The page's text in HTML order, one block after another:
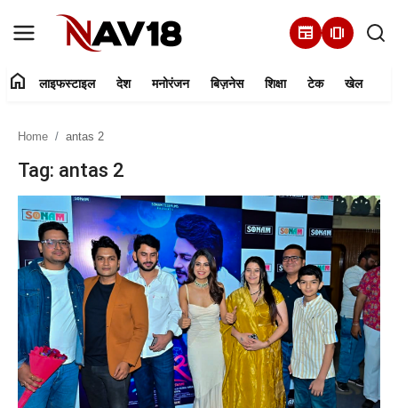
newspaper amp_stories
देश
मनोरंजन
बिज़नेस
हमारे बारे में
शिक्षा
home लाइफस्टाइल देश मनोरंजन बिज़नेस शिक्षा टेक खेल
Home antas 2
Tag: antas 2